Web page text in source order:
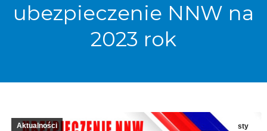
ubezpieczenie NNW na
2023 rok
sty
Aktualności